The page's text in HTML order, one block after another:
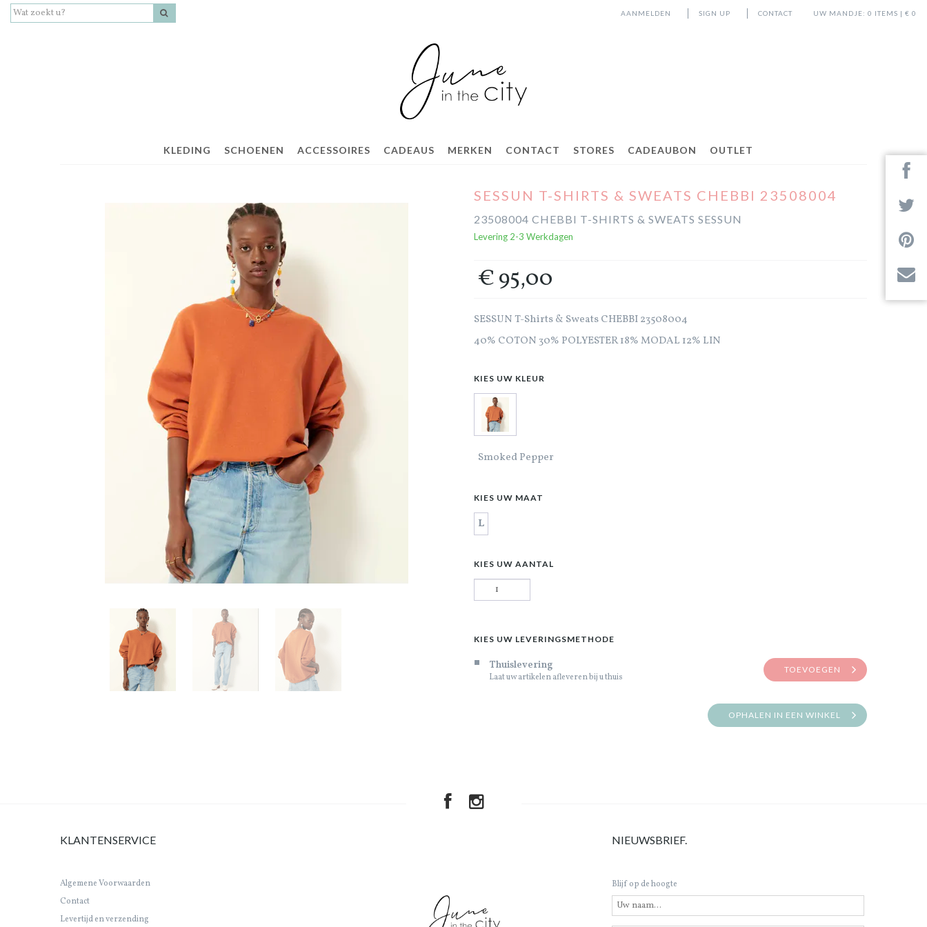
UW MANDJE: 0 ITEMS | € 0
AANMELDEN SIGN UP CONTACT
KLEDING SCHOENEN ACCESSOIRES CADEAUS MERKEN CONTACT STORES CADEAUBON OUTLET
SESSUN T-SHIRTS & SWEATS CHEBBI 23508004
23508004 CHEBBI T-SHIRTS & SWEATS SESSUN
Levering 2-3 Werkdagen
€ 95,00
SESSUN T-Shirts & Sweats CHEBBI 23508004
40% COTON 30% POLYESTER 18% MODAL 12% LIN
KIES UW KLEUR
Smoked Pepper
KIES UW MAAT
L
KIES UW AANTAL
KIES UW LEVERINGSMETHODE
Thuislevering
Laat uw artikelen afleveren bij u thuis
TOEVOEGEN
OPHALEN IN EEN WINKEL
KLANTENSERVICE
Algemene Voorwaarden
Contact
Levertijd en verzending
NIEUWSBRIEF.
Blijf op de hoogte